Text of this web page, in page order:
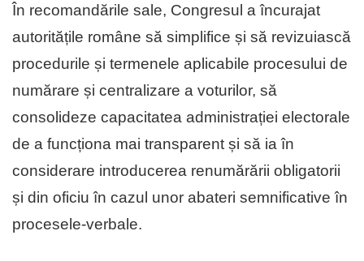
În recomandările sale, Congresul a încurajat
autoritățile române să simplifice și să revizuiască
procedurile și termenele aplicabile procesului de
numărare și centralizare a voturilor, să
consolideze capacitatea administrației electorale
de a funcționa mai transparent și să ia în
considerare introducerea renumărării obligatorii
și din oficiu în cazul unor abateri semnificative în
procesele-verbale.